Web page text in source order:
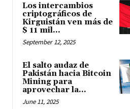
Los intercambios
criptográficos de
Kirguistán ven más de
$ 11 mil...
September 12, 2025
El salto audaz de
Pakistán hacia Bitcoin
Mining para
aprovechar la...
June 11, 2025